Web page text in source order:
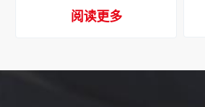
阅读更多